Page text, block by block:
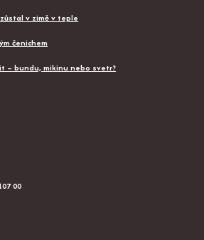
v zimě v teple
čenichem
– bundu, mikinu nebo svetr?
00